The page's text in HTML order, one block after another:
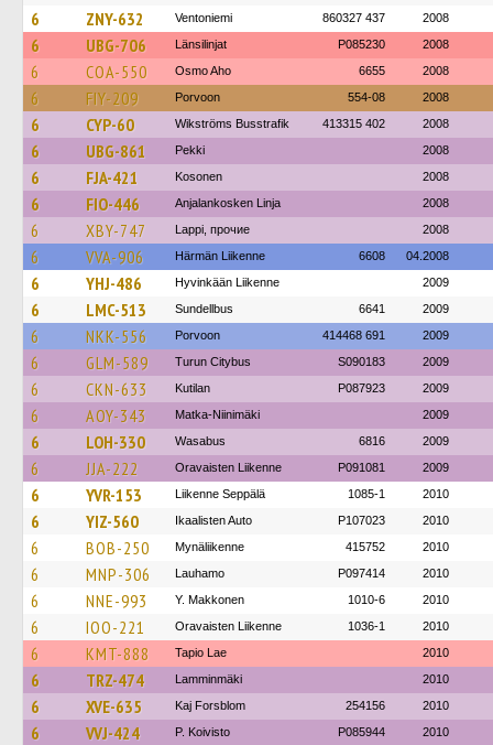
6 ZNY-632 Ventoniemi 860327 437 2008
6 UBG-706 Länsilinjat P085230 2008
6 COA-550 Osmo Aho 6655 2008
6 FIY-209 Porvoon 554-08 2008
6 CYP-60 Wikströms Busstrafik 413315 402 2008
6 UBG-861 Pekki 2008
6 FJA-421 Kosonen 2008
6 FIO-446 Anjalankosken Linja 2008
6 XBY-747 Lappi, прочие 2008
6 VVA-906 Härmän Liikenne 6608 04.2008
6 YHJ-486 Hyvinkään Liikenne 2009
6 LMC-513 Sundellbus 6641 2009
6 NKK-556 Porvoon 414468 691 2009
6 GLM-589 Turun Citybus S090183 2009
6 CKN-633 Kutilan P087923 2009
6 AOY-343 Matka-Niinimäki 2009
6 LOH-330 Wasabus 6816 2009
6 JJA-222 Oravaisten Liikenne P091081 2009
6 YVR-153 Liikenne Seppälä 1085-1 2010
6 YIZ-560 Ikaalisten Auto P107023 2010
6 BOB-250 Mynäliikenne 415752 2010
6 MNP-306 Lauhamo P097414 2010
6 NNE-993 Y. Makkonen 1010-6 2010
6 IOO-221 Oravaisten Liikenne 1036-1 2010
6 KMT-888 Tapio Lae 2010
6 TRZ-474 Lamminmäki 2010
6 XVE-635 Kaj Forsblom 254156 2010
6 VVJ-424 P. Koivisto P085944 2010